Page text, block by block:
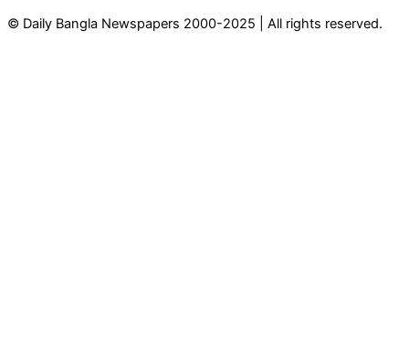
© Daily Bangla Newspapers 2000-2025 | All rights reserved.